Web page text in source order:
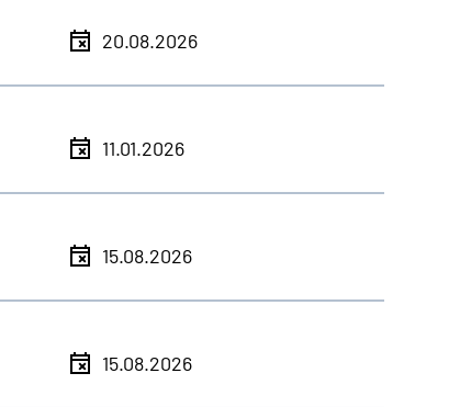
20.08.2026
11.01.2026
15.08.2026
15.08.2026